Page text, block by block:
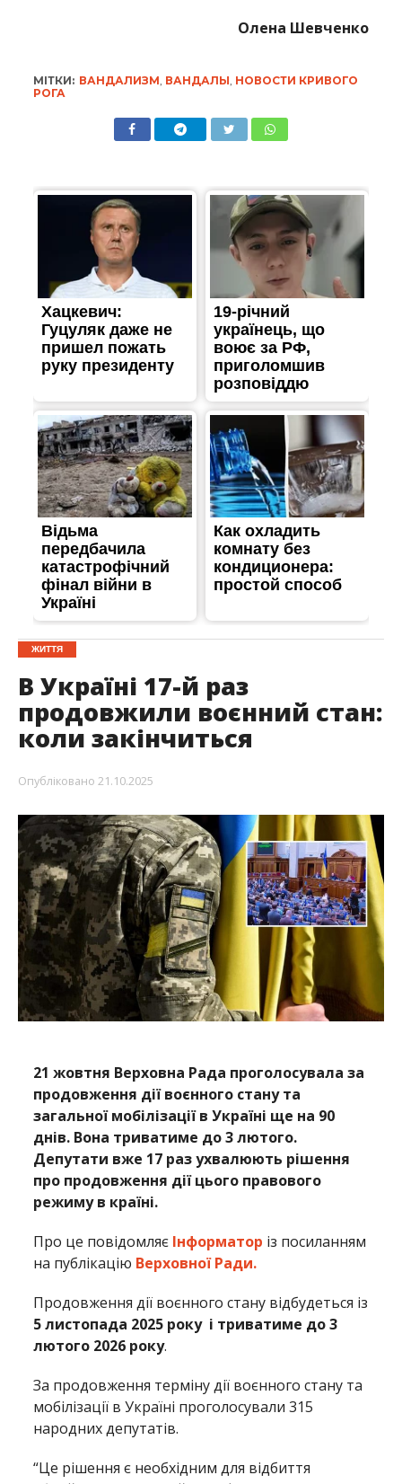
Олена Шевченко
МІТКИ: ВАНДАЛИЗМ, ВАНДАЛЫ, НОВОСТИ КРИВОГО
РОГА
ЖИТТЯ
В Україні 17-й раз
продовжили воєнний стан:
коли закінчиться
Опубліковано 21.10.2025
21 жовтня Верховна Рада проголосувала за
продовження дії воєнного стану та
загальної мобілізації в Україні ще на 90
днів. Вона триватиме до 3 лютого.
Депутати вже 17 раз ухвалюють рішення
про продовження дії цього правового
режиму в країні.
Про це повідомляє Інформатор із посиланням
на публікацію Верховної Ради.
Продовження дії воєнного стану відбудеться із
5 листопада 2025 року і триватиме до 3
лютого 2026 року.
За продовження терміну дії воєнного стану та
мобілізації в Україні проголосували 315
народних депутатів.
“Це рішення є необхідним для відбиття